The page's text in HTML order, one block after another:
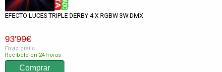
EFECTO LUCES TRIPLE DERBY 4 X RGBW 3W DMX
93'99€
Envío gratis
Recíbelo en 24 horas